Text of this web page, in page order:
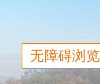
无障碍浏览